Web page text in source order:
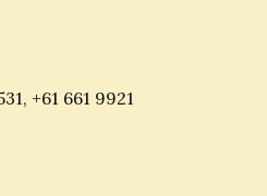
+61 661 9921